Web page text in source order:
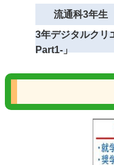
流通科3年生
3年デジタルクリ
Part1‐」